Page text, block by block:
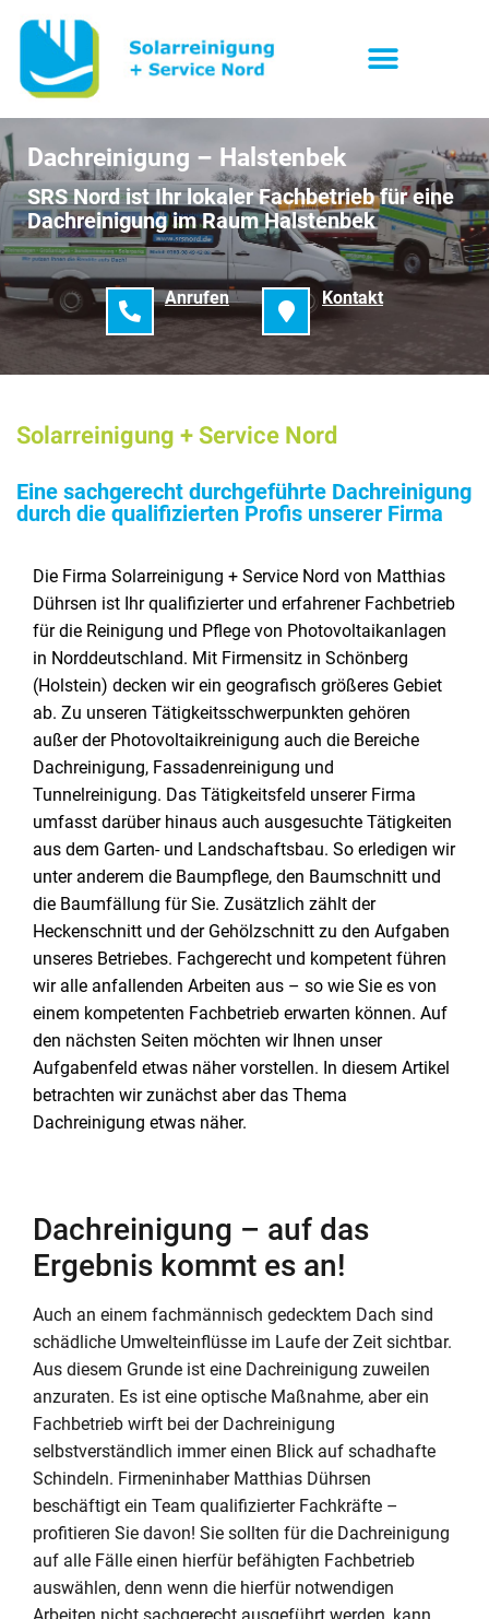
Dachreinigung – Halstenbek
SRS Nord ist Ihr lokaler Fachbetrieb für eine
Dachreinigung im Raum Halstenbek
Anrufen Kontakt
Solarreinigung + Service Nord
Eine sachgerecht durchgeführte Dachreinigung
durch die qualifizierten Profis unserer Firma
Die Firma Solarreinigung + Service Nord von Matthias
Dührsen ist Ihr qualifizierter und erfahrener Fachbetrieb
für die Reinigung und Pflege von Photovoltaikanlagen
in Norddeutschland. Mit Firmensitz in Schönberg
(Holstein) decken wir ein geografisch größeres Gebiet
ab. Zu unseren Tätigkeitsschwerpunkten gehören
außer der Photovoltaikreinigung auch die Bereiche
Dachreinigung, Fassadenreinigung und
Tunnelreinigung. Das Tätigkeitsfeld unserer Firma
umfasst darüber hinaus auch ausgesuchte Tätigkeiten
aus dem Garten- und Landschaftsbau. So erledigen wir
unter anderem die Baumpflege, den Baumschnitt und
die Baumfällung für Sie. Zusätzlich zählt der
Heckenschnitt und der Gehölzschnitt zu den Aufgaben
unseres Betriebes. Fachgerecht und kompetent führen
wir alle anfallenden Arbeiten aus – so wie Sie es von
einem kompetenten Fachbetrieb erwarten können. Auf
den nächsten Seiten möchten wir Ihnen unser
Aufgabenfeld etwas näher vorstellen. In diesem Artikel
betrachten wir zunächst aber das Thema
Dachreinigung etwas näher.
Dachreinigung – auf das
Ergebnis kommt es an!
Auch an einem fachmännisch gedecktem Dach sind
schädliche Umwelteinflüsse im Laufe der Zeit sichtbar.
Aus diesem Grunde ist eine Dachreinigung zuweilen
anzuraten. Es ist eine optische Maßnahme, aber ein
Fachbetrieb wirft bei der Dachreinigung
selbstverständlich immer einen Blick auf schadhafte
Schindeln. Firmeninhaber Matthias Dührsen
beschäftigt ein Team qualifizierter Fachkräfte –
profitieren Sie davon! Sie sollten für die Dachreinigung
auf alle Fälle einen hierfür befähigten Fachbetrieb
auswählen, denn wenn die hierfür notwendigen
Arbeiten nicht sachgerecht ausgeführt werden, kann